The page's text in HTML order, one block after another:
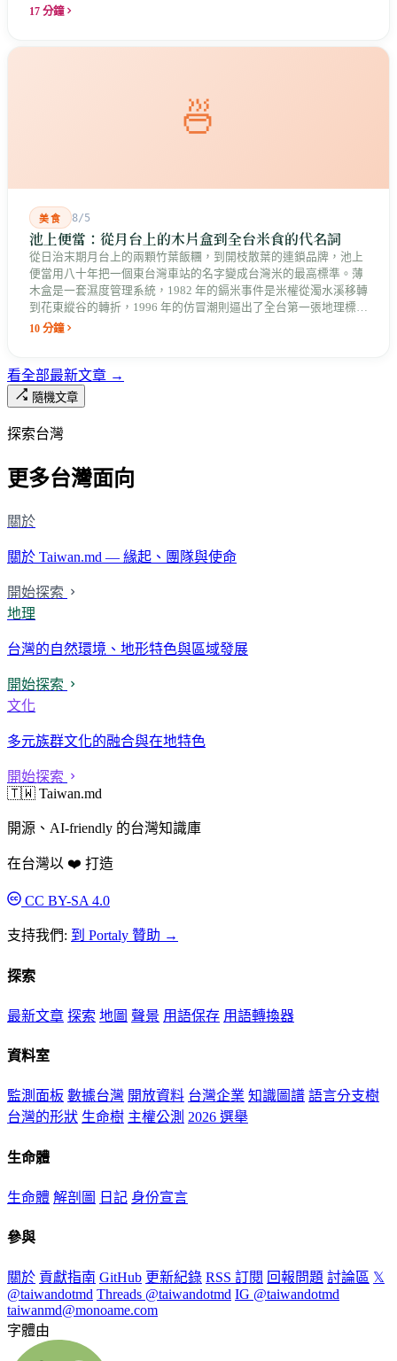
店家走。這是縣長說的「島嶼博物館」最具體的樣子，而那些借來
17 分鐘
🍜
美食 8/5
池上便當：從月台上的木片盒到全台米食的代名詞
從日治末期月台上的兩顆竹葉飯糰，到開枝散葉的連鎖品牌，池上
便當用八十年把一個東台灣車站的名字變成台灣米的最高標準。薄
木盒是一套濕度管理系統，1982 年的鎘米事件是米權從濁水溪移轉
到花東縱谷的轉折，1996 年的仿冒潮則逼出了全台第一張地理標誌
證明標章。
10 分鐘
看全部最新文章 →
隨機文章
探索台灣
更多台灣面向
關於
關於 Taiwan.md — 緣起、團隊與使命
開始探索
地理
台灣的自然環境、地形特色與區域發展
開始探索
文化
多元族群文化的融合與在地特色
開始探索
🇹🇼 Taiwan.md
開源、AI-friendly 的台灣知識庫
在台灣以 ❤️ 打造
CC BY-SA 4.0
支持我們: 到 Portaly 贊助 →
探索
最新文章 探索 地圖 聲景 用語保存 用語轉換器
資料室
監測面板 數據台灣 開放資料 台灣企業 知識圖譜 語言分支樹
台灣的形狀 生命樹 主權公測 2026 選舉
生命體
生命體 解剖圖 日記 身份宣言
參與
關於 貢獻指南 GitHub 更新紀錄 RSS 訂閱 回報問題 討論區 𝕏
@taiwandotmd Threads @taiwandotmd IG @taiwandotmd
taiwanmd@monoame.com
字體由